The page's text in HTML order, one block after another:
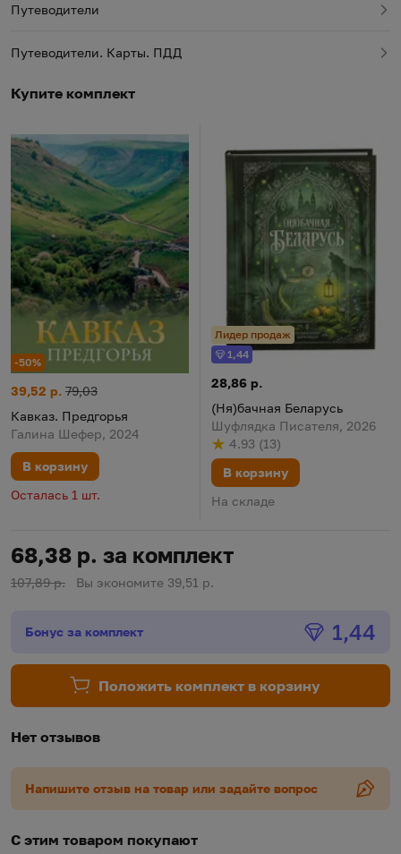
Путеводители
Путеводители. Карты. ПДД
Купите комплект
-50%
Кавказ. Предгорья
Цена:
39,52 р.
Старая цена:
79,03
Кавказ. Предгорья
Галина Шефер, 2024
В корзину
Осталась 1 шт.
Лидер продаж
Бонус
1,44
(Ня)бачная Беларусь
Цена:
28,86 р.
(Ня)бачная Беларусь
Шуфлядка Писателя, 2026
Рейтинг
4.93
из 5 (
по результату
13
голосов
)
В корзину
На складе
68,38 р. за комплект
107,89 р. Вы экономите 39,51 р.
Бонус за комплект Бонус
1,44
Положить комплект в корзину
Нет отзывов
Напишите отзыв на товар или задайте вопрос
С этим товаром покупают